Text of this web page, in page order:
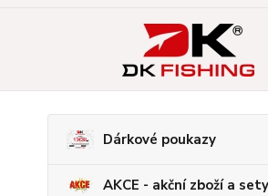
Dárkové poukazy
AKCE - akční zboží a